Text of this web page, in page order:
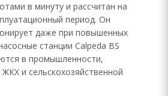
в минуту и рассчитан на
период. Он
даже при повышенных
станции Calpeda BS
в промышленности,
и сельскохозяйственной